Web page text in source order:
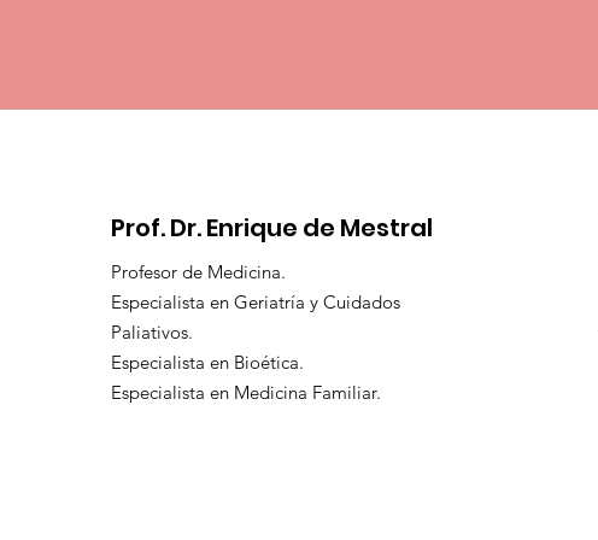
Prof. Dr. Enrique de Mestral
Profesor de Medicina.
Especialista en Geriatría y Cuidados
Paliativos.
Especialista en Bioética.
Especialista en Medicina Familiar.